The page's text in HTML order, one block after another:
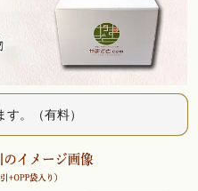
。（有料）